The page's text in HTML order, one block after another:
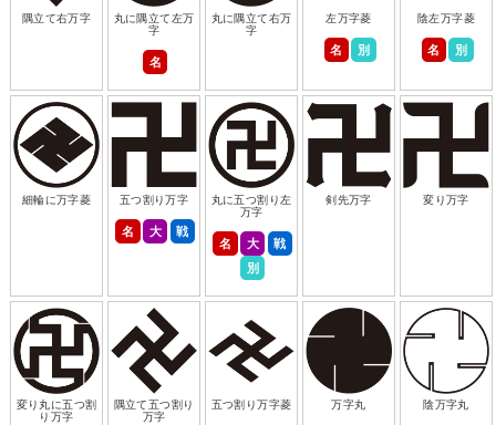
隅立て右万字
丸に隅立て左万
字
名
丸に隅立て右万
字
左万字菱
名 別
陰左万字菱
名 別
細輪に万字菱 五つ割り万字
名 大 戦
丸に五つ割り左
万字
名 大
戦
別
剣先万字 変り万字
変り丸に五つ割
り万字
隅立て五つ割り
万字
五つ割り万字菱 万字丸 陰万字丸